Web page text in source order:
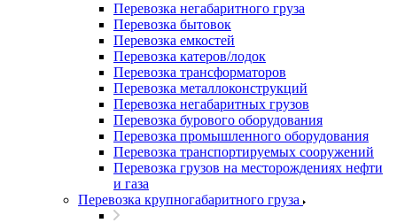
Перевозка негабаритного груза
Перевозка бытовок
Перевозка емкостей
Перевозка катеров/лодок
Перевозка трансформаторов
Перевозка металлоконструкций
Перевозка негабаритных грузов
Перевозка бурового оборудования
Перевозка промышленного оборудования
Перевозка транспортируемых сооружений
Перевозка грузов на месторождениях нефти
и газа
Перевозка крупногабаритного груза